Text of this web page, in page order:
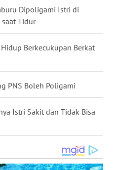
Dipoligami Istri di
saat Tidur
Berkecukupan Berkat
PNS Boleh Poligami
Istri Sakit dan Tidak Bisa